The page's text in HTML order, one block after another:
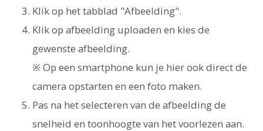
Klik op het tabblad "Afbeelding".
Klik op afbeelding uploaden en kies de
gewenste afbeelding.
※ Op een smartphone kun je hier ook direct de
camera opstarten en een foto maken.
Pas na het selecteren van de afbeelding de
snelheid en toonhoogte van het voorlezen aan.